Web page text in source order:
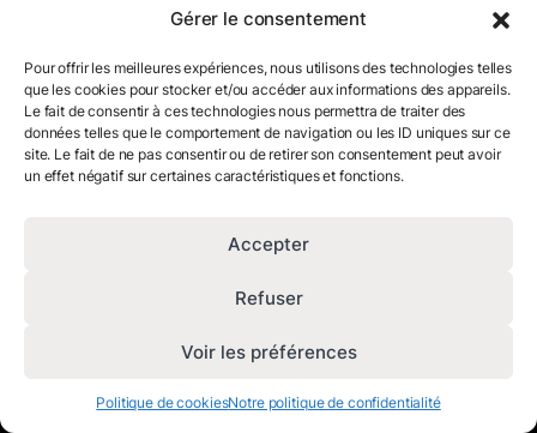
Gérer le consentement
Pour offrir les meilleures expériences, nous utilisons des technologies telles
que les cookies pour stocker et/ou accéder aux informations des appareils.
Le fait de consentir à ces technologies nous permettra de traiter des
données telles que le comportement de navigation ou les ID uniques sur ce
site. Le fait de ne pas consentir ou de retirer son consentement peut avoir
un effet négatif sur certaines caractéristiques et fonctions.
Accepter
Refuser
Voir les préférences
Politique de cookiesNotre politique de confidentialité